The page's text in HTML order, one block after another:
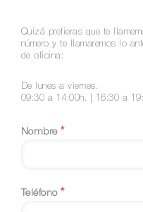
Quizá prefieras que te
número y te llamaremos lo
de oficina:
De lunes a viernes.
09:30 a 14:00h. | 16:30 a
Nombre*
Teléfono*